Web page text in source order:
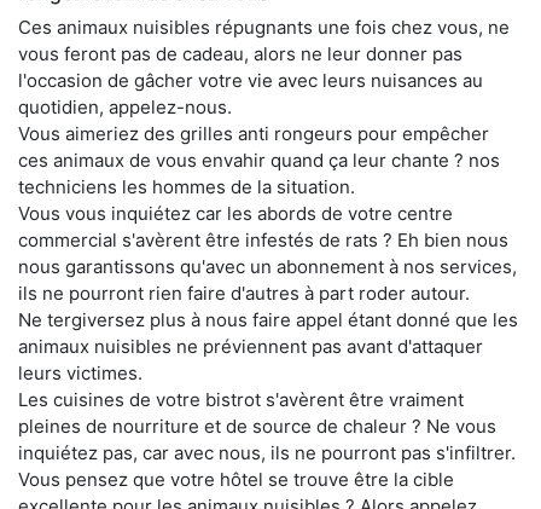
Ces animaux nuisibles répugnants une fois chez vous, ne
vous feront pas de cadeau, alors ne leur donner pas
l'occasion de gâcher votre vie avec leurs nuisances au
quotidien, appelez-nous.
Vous aimeriez des grilles anti rongeurs pour empêcher
ces animaux de vous envahir quand ça leur chante ? nos
techniciens les hommes de la situation.
Vous vous inquiétez car les abords de votre centre
commercial s'avèrent être infestés de rats ? Eh bien nous
nous garantissons qu'avec un abonnement à nos services,
ils ne pourront rien faire d'autres à part roder autour.
Ne tergiversez plus à nous faire appel étant donné que les
animaux nuisibles ne préviennent pas avant d'attaquer
leurs victimes.
Les cuisines de votre bistrot s'avèrent être vraiment
pleines de nourriture et de source de chaleur ? Ne vous
inquiétez pas, car avec nous, ils ne pourront pas s'infiltrer.
Vous pensez que votre hôtel se trouve être la cible